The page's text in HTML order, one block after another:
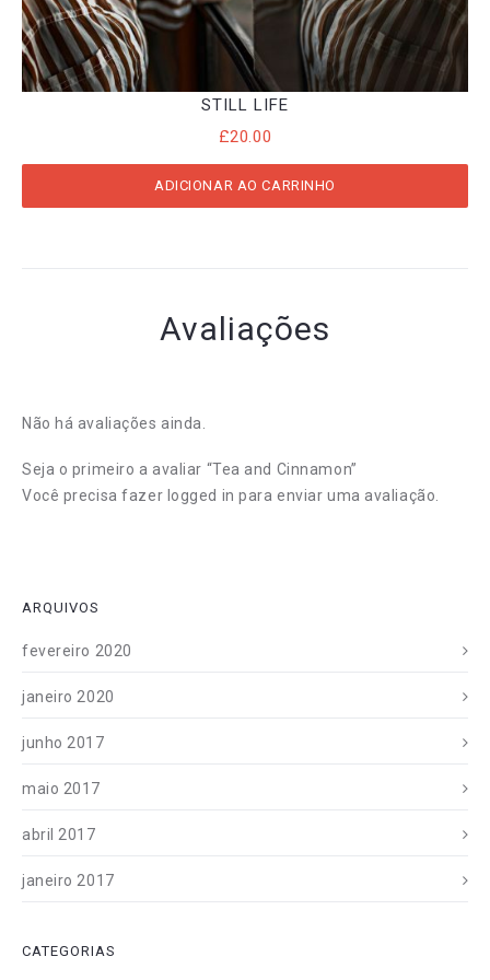
STILL LIFE
£20.00
ADICIONAR AO CARRINHO
Avaliações
Não há avaliações ainda.
Seja o primeiro a avaliar “Tea and Cinnamon”
Você precisa fazer logged in para enviar uma avaliação.
ARQUIVOS
fevereiro 2020
janeiro 2020
junho 2017
maio 2017
abril 2017
janeiro 2017
CATEGORIAS